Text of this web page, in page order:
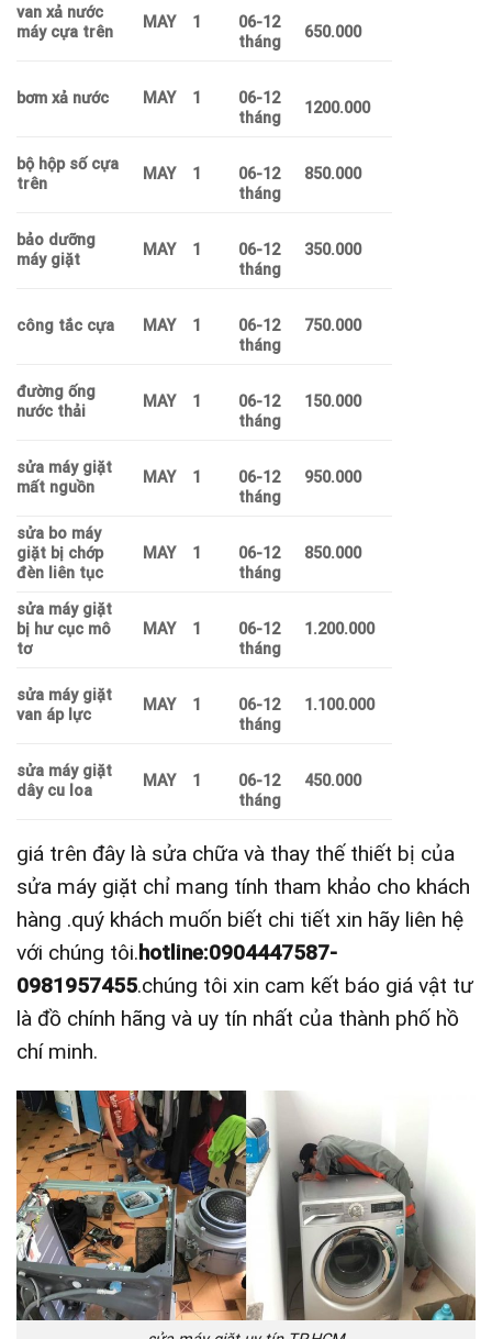
van xả nước
máy cựa trên
MAY 1
06-12
tháng
650.000
bơm xả nước MAY 1
06-12
tháng
1200.000
bộ hộp số cựa
trên
MAY 1
06-12
tháng
850.000
bảo dưỡng
máy giặt
MAY 1
06-12
tháng
350.000
công tắc cựa MAY 1
06-12
tháng
750.000
đường ống
nước thải
MAY 1
06-12
tháng
150.000
sửa máy giặt
mất nguồn
MAY 1
06-12
tháng
950.000
sửa bo máy
giặt bị chớp
đèn liên tục
MAY 1
06-12
tháng
850.000
sửa máy giặt
bị hư cục mô
tơ
MAY 1
06-12
tháng
1.200.000
sửa máy giặt
van áp lực
MAY 1
06-12
tháng
1.100.000
sửa máy giặt
dây cu loa
MAY 1
06-12
tháng
450.000
giá trên đây là sửa chữa và thay thế thiết bị của
sửa máy giặt chỉ mang tính tham khảo cho khách
hàng .quý khách muốn biết chi tiết xin hãy liên hệ
với chúng tôi.hotline:0904447587-
0981957455.chúng tôi xin cam kết báo giá vật tư
là đồ chính hãng và uy tín nhất của thành phố hồ
chí minh.